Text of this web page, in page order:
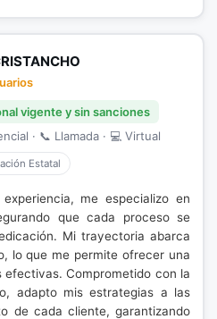
vigente y sin sanciones
· 📞 Llamada · 💻 Virtual
Estatal
me especializo en
que cada proceso se
Mi trayectoria abarca
lo que me permite ofrecer una
Comprometido con la
adapto mis estrategias a las
de cada cliente, garantizando